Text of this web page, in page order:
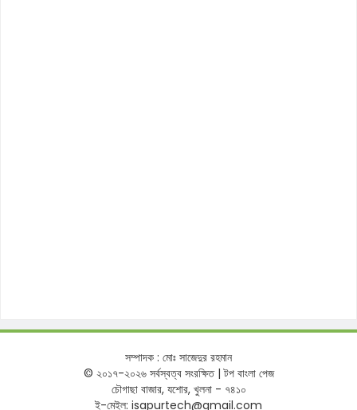
সম্পাদক : মোঃ সাজেদুর রহমান
© ২০১৭-২০২৬ সর্বস্বত্ব সংরক্ষিত | টপ বাংলা পেজ
চৌগাছা বাজার, যশোর, খুলনা - ৭৪১০
ই-মেইল: isapurtech@gmail.com